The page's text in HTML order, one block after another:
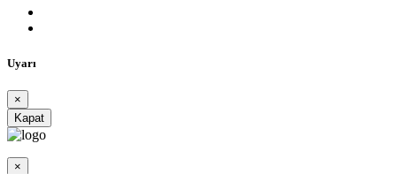
Uyarı
×
Kapat
×